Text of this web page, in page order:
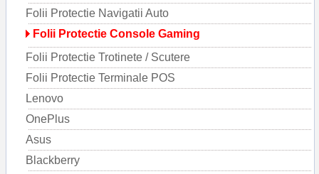
Folii Protectie Navigatii Auto
Folii Protectie Console Gaming
Folii Protectie Trotinete / Scutere
Folii Protectie Terminale POS
Lenovo
OnePlus
Asus
Blackberry